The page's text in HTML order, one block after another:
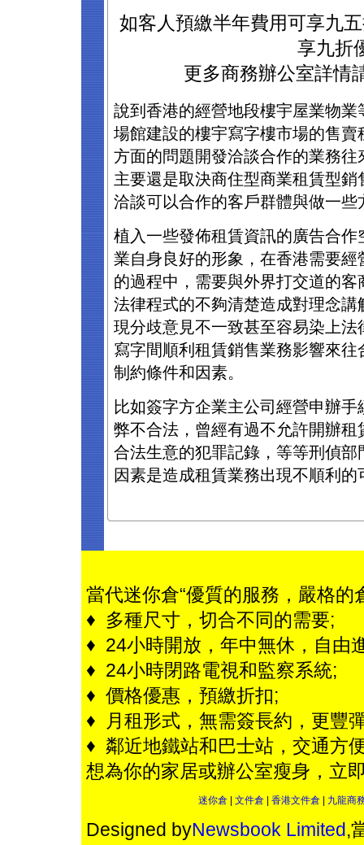
如客人預繳半年費用可享九
享九折
更多商務辦公室詳情
說到香港的經營地段樓宇屋業物
場館建設的樓宇寫字樓市場的售
方面的問題開發洽談合作的業務
主要還是取決商住型商業租賃型
洽談可以合作的客戶群體與做一些
植入一些發佈租賃資訊的廣告合
業自身良好的形象，在香港需要
的過程中，需要與外界打交道的
法律程式的不夠清楚造成對理念
現分歧意見不一致甚至容易染上
寫字間順利租賃銷售業務影響來
制約條件和因素。
比如簽字方企業主公司經營申辦
弊不合法，曾經有過不允許開辦
合法生意的犯罪記錄，等等刑偵
因素是造成租賃業務出現不順利
當代迷你倉“優質的服務，嚴格
♦ 多種尺寸，切合不同的需要;
♦ 24小時開放，年中無休，自由
♦ 24小時閉路電視和監察系統;
♦ 價格優惠，預繳折扣;
♦ 月租形式，無需簽長約，更豐
♦ 鄰近地鐵站和巴士站，交通方
想為你的家居或辦公室瘦身，立
迷你倉 文件倉 香港文件倉 九龍商
Designed byNewsbook Limited,